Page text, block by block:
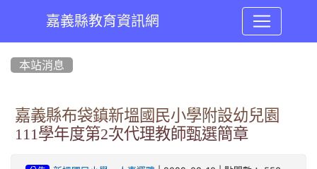
嘉義縣教育資訊網
本站消息
嘉義縣布袋鎮新塭國民小學附設幼兒園
111學年度第2次代理教師甄選簡章